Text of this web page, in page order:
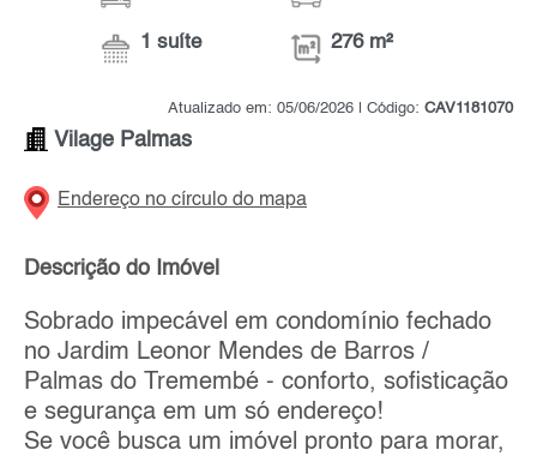
1 suíte 276 m²
Atualizado em: 05/06/2026 | Código: CAV1181070
Vilage Palmas
Endereço no círculo do mapa
Descrição do Imóvel
Sobrado impecável em condomínio fechado
no Jardim Leonor Mendes de Barros /
Palmas do Tremembé - conforto, sofisticação
e segurança em um só endereço!
Se você busca um imóvel pronto para morar,